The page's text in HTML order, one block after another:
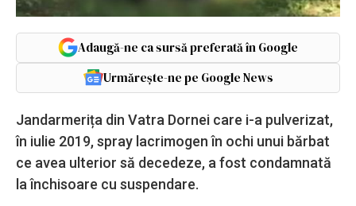
Adaugă-ne ca sursă preferată în Google
Urmărește-ne pe Google News
Jandarmerița din Vatra Dornei care i-a pulverizat,
în iulie 2019, spray lacrimogen în ochi unui bărbat
ce avea ulterior să decedeze, a fost condamnată
la închisoare cu suspendare.